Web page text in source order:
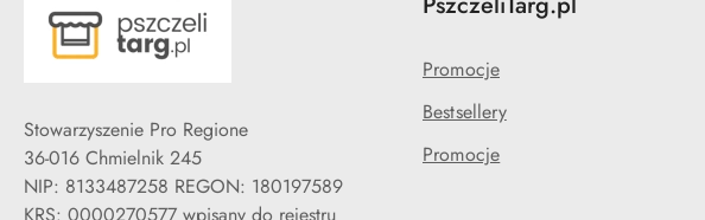
Stowarzyszenie Pro Regione
36-016 Chmielnik 245
NIP: 8133487258 REGON: 180197589
Promocje
Bestsellery
Promocje